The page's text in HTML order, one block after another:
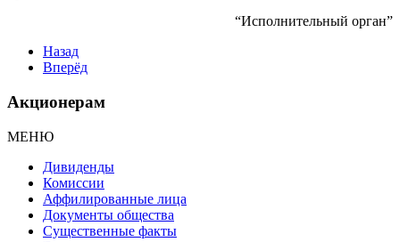
“Исполнительный орган”
Назад
Вперёд
Акционерам
МЕНЮ
Дивиденды
Комиссии
Аффилированные лица
Документы общества
Существенные факты